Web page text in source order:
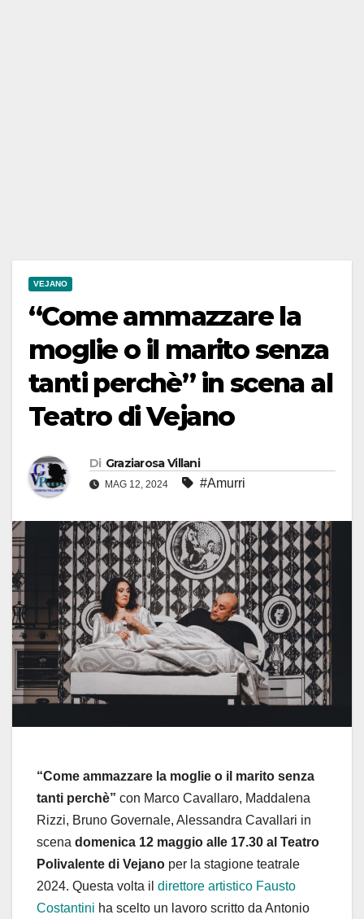
VEJANO
“Come ammazzare la
moglie o il marito senza
tanti perchè” in scena al
Teatro di Vejano
Di Graziarosa Villani
MAG 12, 2024 #Amurri
“Come ammazzare la moglie o il marito senza
tanti perchè” con Marco Cavallaro, Maddalena
Rizzi, Bruno Governale, Alessandra Cavallari in
scena domenica 12 maggio alle 17.30 al Teatro
Polivalente di Vejano per la stagione teatrale
2024. Questa volta il direttore artistico Fausto
Costantini ha scelto un lavoro scritto da Antonio